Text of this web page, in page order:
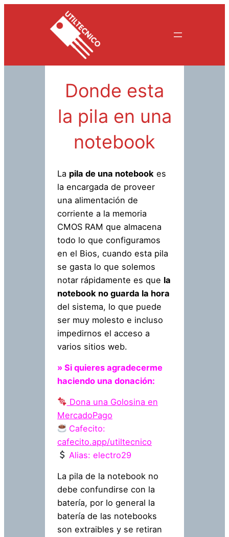
Donde esta
la pila en una
notebook
La pila de una notebook es
la encargada de proveer
una alimentación de
corriente a la memoria
CMOS RAM que almacena
todo lo que configuramos
en el Bios, cuando esta pila
se gasta lo que solemos
notar rápidamente es que la
notebook no guarda la hora
del sistema, lo que puede
ser muy molesto e incluso
impedirnos el acceso a
varios sitios web.
» Si quieres agradecerme
haciendo una donación:
Dona una Golosina en
MercadoPago
Cafecito:
cafecito.app/utiltecnico
Alias: electro29
La pila de la notebook no
debe confundirse con la
batería, por lo general la
batería de las notebooks
son extraibles y se retiran